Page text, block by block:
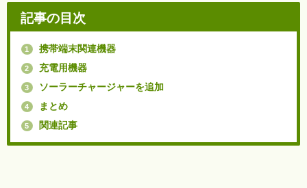
記事の目次
1 携帯端末関連機器
2 充電用機器
3 ソーラーチャージャーを追加
4 まとめ
5 関連記事